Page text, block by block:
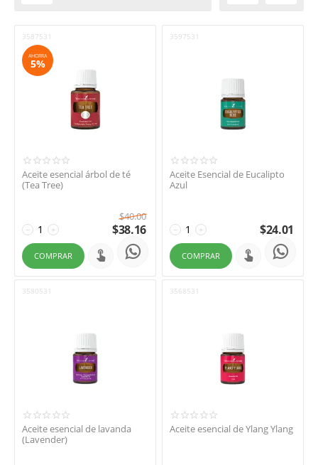
3587531
AHORRA
5%
Aceite esencial árbol de té
(Tea Tree)
+
−
$40.00
$38.16
COMPRAR
3597531
Aceite Esencial de Eucalipto
Azul
+
− $24.01
COMPRAR
3580531
Aceite esencial de lavanda
(Lavender)
3568531
Aceite esencial de Ylang Ylang